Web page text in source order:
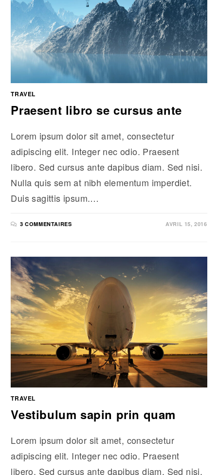
TRAVEL
Praesent libro se cursus ante
Lorem ipsum dolor sit amet, consectetur
adipiscing elit. Integer nec odio. Praesent
libero. Sed cursus ante dapibus diam. Sed nisi.
Nulla quis sem at nibh elementum imperdiet.
Duis sagittis ipsum.…
3 COMMENTAIRES AVRIL 15, 2016
TRAVEL
Vestibulum sapin prin quam
Lorem ipsum dolor sit amet, consectetur
adipiscing elit. Integer nec odio. Praesent
libero. Sed cursus ante dapibus diam. Sed nisi.